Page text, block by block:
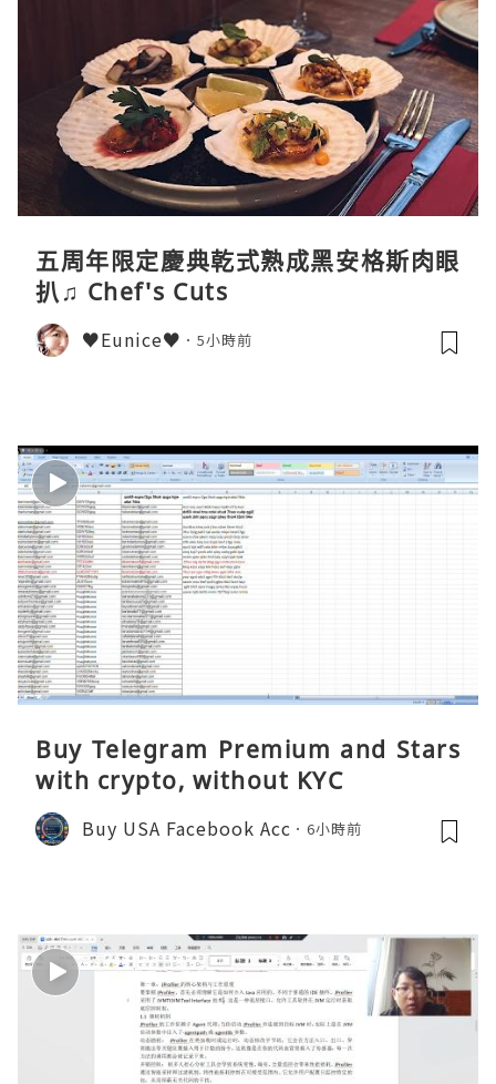
五周年限定慶典乾式熟成黑安格斯肉眼
扒♫ Chef's Cuts
♥Eunice♥ 5小時前
Buy Telegram Premium and Stars
with crypto, without KYC
Buy USA Facebook Acc 6小時前